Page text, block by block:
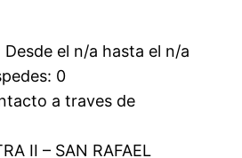
el n/a hasta el n/a
0
a traves de
II – SAN RAFAEL